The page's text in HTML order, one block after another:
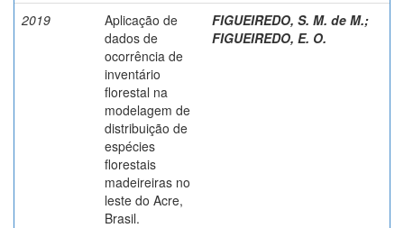
2019
Aplicação de
dados de
ocorrência de
inventário
florestal na
modelagem de
distribuição de
espécies
florestais
madeireiras no
leste do Acre,
Brasil.
FIGUEIREDO, S. M. de M.;
FIGUEIREDO, E. O.